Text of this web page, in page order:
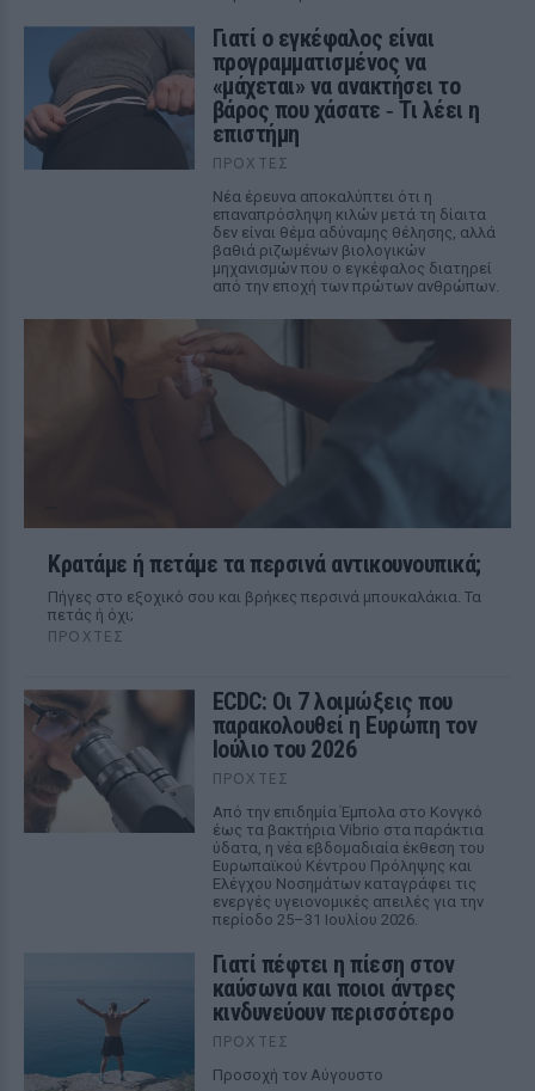
Γιατί ο εγκέφαλος είναι
προγραμματισμένος να
«μάχεται» να ανακτήσει το
βάρος που χάσατε ‑ Τι λέει η
επιστήμη
ΠΡΟΧΤΈΣ
Νέα έρευνα αποκαλύπτει ότι η
επαναπρόσληψη κιλών μετά τη δίαιτα
δεν είναι θέμα αδύναμης θέλησης, αλλά
βαθιά ριζωμένων βιολογικών
μηχανισμών που ο εγκέφαλος διατηρεί
από την εποχή των πρώτων ανθρώπων.
Κρατάμε ή πετάμε τα περσινά αντικουνουπικά;
Πήγες στο εξοχικό σου και βρήκες περσινά μπουκαλάκια. Τα
πετάς ή όχι;
ΠΡΟΧΤΈΣ
ECDC: Οι 7 λοιμώξεις που
παρακολουθεί η Ευρώπη τον
Ιούλιο του 2026
ΠΡΟΧΤΈΣ
Από την επιδημία Έμπολα στο Κονγκό
έως τα βακτήρια Vibrio στα παράκτια
ύδατα, η νέα εβδομαδιαία έκθεση του
Ευρωπαϊκού Κέντρου Πρόληψης και
Ελέγχου Νοσημάτων καταγράφει τις
ενεργές υγειονομικές απειλές για την
περίοδο 25–31 Ιουλίου 2026.
Γιατί πέφτει η πίεση στον
καύσωνα και ποιοι άντρες
κινδυνεύουν περισσότερο
ΠΡΟΧΤΈΣ
Προσοχή τον Αύγουστο